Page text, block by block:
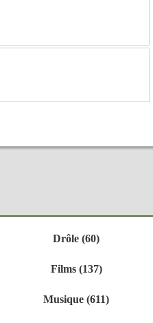
Drôle (60)
Films (137)
Musique (611)